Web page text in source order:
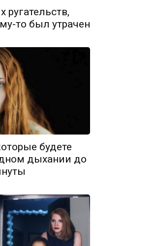
ругательств,
то был утрачен
будете
дыхании до